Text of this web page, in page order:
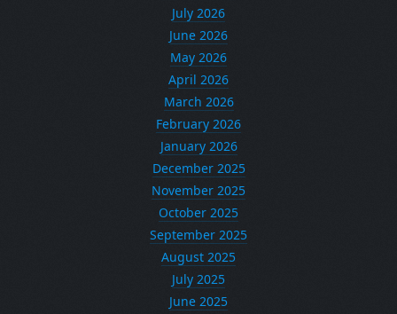
July 2026
June 2026
May 2026
April 2026
March 2026
February 2026
January 2026
December 2025
November 2025
October 2025
September 2025
August 2025
July 2025
June 2025